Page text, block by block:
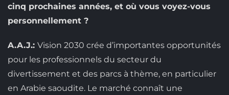
cinq prochaines années, et où vous voyez-vous
personnellement ?
A.A.J.: Vision 2030 crée d’importantes opportunités
pour les professionnels du secteur du
divertissement et des parcs à thème, en particulier
en Arabie saoudite. Le marché connaît une